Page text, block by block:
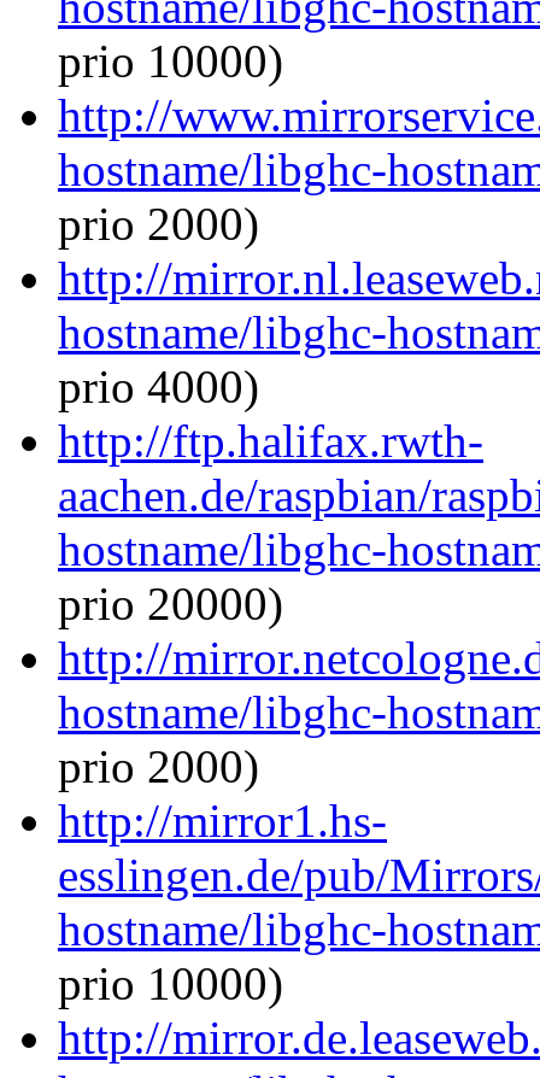
prio 10000)
http://
hostname/libghc-
prio 2000)
http://
hostname/libghc-
prio 4000)
http://ftp.halifax.rwth-
aachen.de/raspbian/
hostname/libghc-
prio 20000)
http://
hostname/libghc-
prio 2000)
http://mirror1.hs-
esslingen.de/pub/
hostname/libghc-
prio 10000)
http://